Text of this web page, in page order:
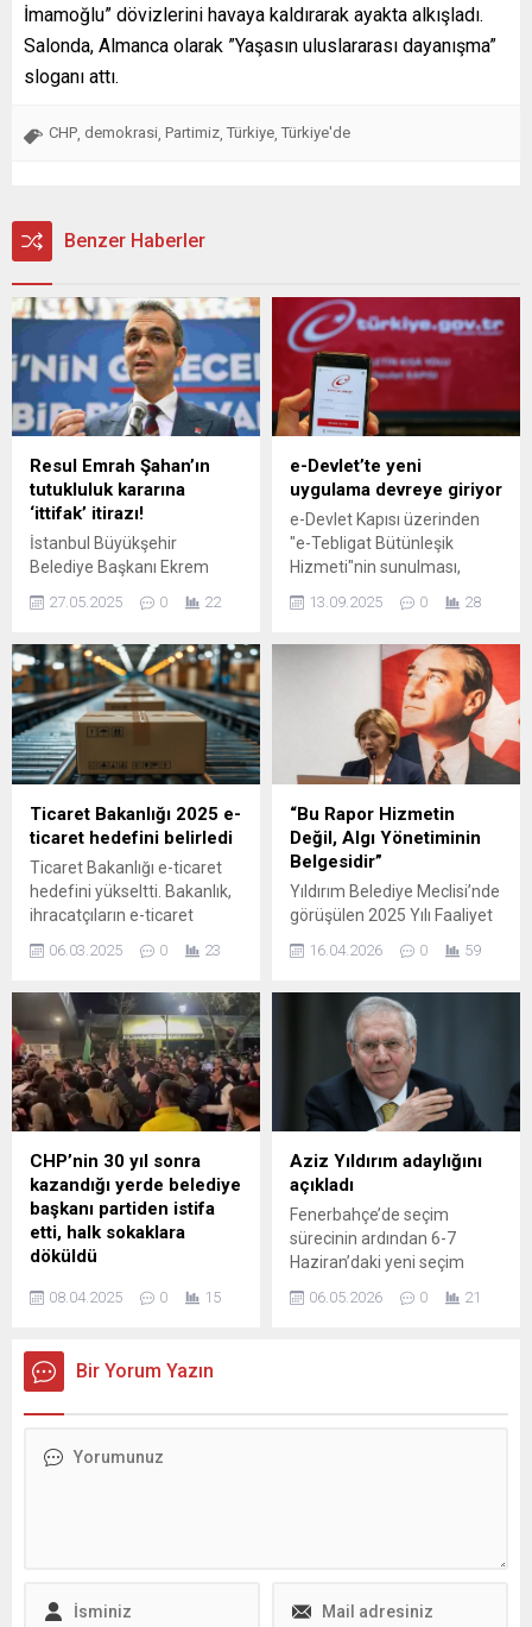
İmamoğlu” dövizlerini havaya kaldırarak ayakta alkışladı.
Salonda, Almanca olarak ”Yaşasın uluslararası dayanışma”
sloganı attı.
CHP demokrasi Partimiz Türkiye Türkiye'de
Benzer Haberler
Resul Emrah Şahan’ın
tutukluluk kararına
‘ittifak’ itirazı!
İstanbul Büyükşehir
Belediye Başkanı Ekrem
İmamoğlu ile gözaltına
alınan ve "Kent Uzlaşısı"
sorgulanan Şişli Belediye
Başkanı Resul Emrah Şahan
hakkında verilen
tutukluluğun devamı
kararına karşı, avukatları
tarafından itiraz ...
27.05.2025 0 22
e-Devlet’te yeni
uygulama devreye giriyor
e-Devlet Kapısı üzerinden
"e-Tebligat Bütünleşik
Hizmeti"nin sunulması,
ortak ödeme ve kimlik
doğrulama uygulamalarının
bildirim sisteminin
oluşturulması hedefleniyor.
13.09.2025 0 28
Ticaret Bakanlığı 2025 e-
ticaret hedefini belirledi
Ticaret Bakanlığı e-ticaret
hedefini yükseltti. Bakanlık,
ihracatçıların e-ticaret
arasına katarak yurt dışı
ulaşabilmesine ve yenilikçi
ürünlerle ihracata katma
değer sağlayabilmesine
yönelik ...
06.03.2025 0 23
“Bu Rapor Hizmetin
Değil, Algı Yönetiminin
Belgesidir”
Yıldırım Belediye Meclisi’nde
görüşülen 2025 Yılı Faaliyet
sahne oldu. Cumhuriyet Halk
Sözcüsü Nimet Yıldız,
belediye yönetimine yönelik
kapsamlı ve dikkat çeken
eleştirilerde bulundu.
Rapora ilişkin konuşmasında
şeffaflık, bütçe yönetimi,
öncelik hataları ve
tamamlanamayan projeler
üzerinden yönetime
yüklenen Yıldız, faaliyet
raporunu reddettiklerini
açıkladı. “Rapor Görsellerle...
16.04.2026 0 59
CHP’nin 30 yıl sonra
kazandığı yerde belediye
başkanı partiden istifa
etti, halk sokaklara
döküldü
CHP, Şehitkamil Belediye
Başkanı Umut Yılmaz,
AKP ile anılan Yılmaz'a oy
veren vatandaşlardan büyük
08.04.2025 0 15
Aziz Yıldırım adaylığını
açıkladı
Fenerbahçe’de seçim
sürecinin ardından 6-7
Haziran’daki yeni seçim
öncesi hareketli günler
yaşanıyor. Mehmet Ali
muhtemel...
06.05.2026 0 21
Bir Yorum Yazın